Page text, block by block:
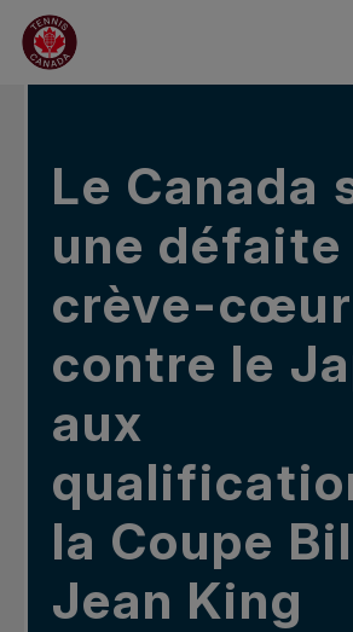
Sauter au menu principal
Sauter au contenu principal
Sauter au pied de page
DANS LES NOUVELLES
Le Canada
une défaite
crève-cœur
contre le
aux
la Coupe
Jean King